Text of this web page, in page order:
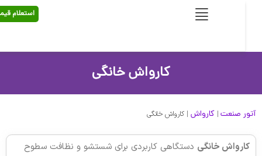
استعلام قیمت
کارواش خانگی
صنعت|کارواش|کارواش خانگی
خانگیدستگاهی کاربردی برای شستشو و نظافت سطوح